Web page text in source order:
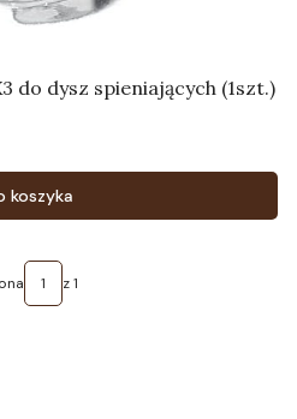
do dysz spieniających (1szt.)
koszyka
z 1